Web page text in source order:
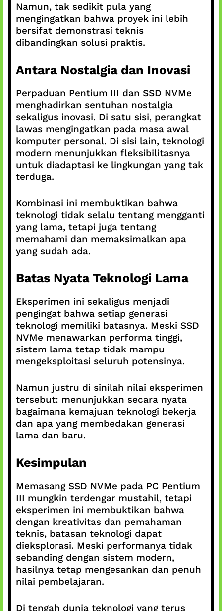
Namun, tak sedikit pula yang
mengingatkan bahwa proyek ini lebih
bersifat demonstrasi teknis
dibandingkan solusi praktis.
Antara Nostalgia dan Inovasi
Perpaduan Pentium III dan SSD NVMe
menghadirkan sentuhan nostalgia
sekaligus inovasi. Di satu sisi, perangkat
lawas mengingatkan pada masa awal
komputer personal. Di sisi lain, teknologi
modern menunjukkan fleksibilitasnya
untuk diadaptasi ke lingkungan yang tak
terduga.
Kombinasi ini membuktikan bahwa
teknologi tidak selalu tentang mengganti
yang lama, tetapi juga tentang
memahami dan memaksimalkan apa
yang sudah ada.
Batas Nyata Teknologi Lama
Eksperimen ini sekaligus menjadi
pengingat bahwa setiap generasi
teknologi memiliki batasnya. Meski SSD
NVMe menawarkan performa tinggi,
sistem lama tetap tidak mampu
mengeksploitasi seluruh potensinya.
Namun justru di sinilah nilai eksperimen
tersebut: menunjukkan secara nyata
bagaimana kemajuan teknologi bekerja
dan apa yang membedakan generasi
lama dan baru.
Kesimpulan
Memasang SSD NVMe pada PC Pentium
III mungkin terdengar mustahil, tetapi
eksperimen ini membuktikan bahwa
dengan kreativitas dan pemahaman
teknis, batasan teknologi dapat
dieksplorasi. Meski performanya tidak
sebanding dengan sistem modern,
hasilnya tetap mengesankan dan penuh
nilai pembelajaran.
Di tengah dunia teknologi yang terus